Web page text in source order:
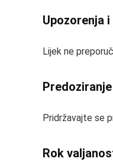
Upozorenja
Lijek ne
Predoziranje
Pridržavajte se
Rok